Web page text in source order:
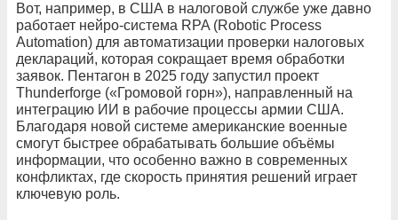
Вот, например, в США в налоговой службе уже давно
работает нейро-система RPA (Robotic Process
Automation) для автоматизации проверки налоговых
деклараций, которая сокращает время обработки
заявок. Пентагон в 2025 году запустил проект
Thunderforge («Громовой горн»), направленный на
интеграцию ИИ в рабочие процессы армии США.
Благодаря новой системе американские военные
смогут быстрее обрабатывать большие объёмы
информации, что особенно важно в современных
конфликтах, где скорость принятия решений играет
ключевую роль.